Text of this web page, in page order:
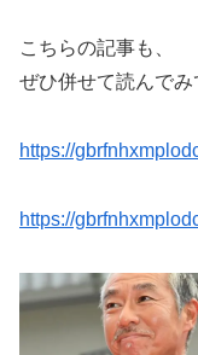
こちらの記事も、
ぜひ併せて読んでみ
https://
https://